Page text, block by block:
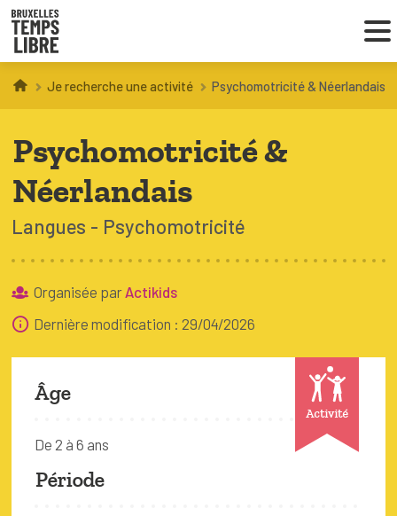
Infos parents
Droit au loisir
Coordinations ATL
À BRUXELLES
Trouver une activité
Connexion
Espace pro
Je recherche une activité Psychomotricité & Néerlandais
Psychomotricité &
Néerlandais
Langues Psychomotricité
Organisée parActikids
Dernière modification : 29/04/2026
Activité
Âge
De 2 à 6 ans
Période